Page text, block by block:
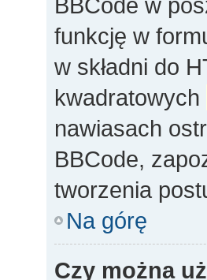
funkcję w
w składni do
kwadratowych
nawiasach
BBCode,
tworzenia
Na górę
Czy można